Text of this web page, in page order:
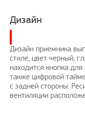
Дизайн
Дизайн приемника
стиле, цвет черный,
находится кнопка
также цифровой
с задней стороны.
вентиляции